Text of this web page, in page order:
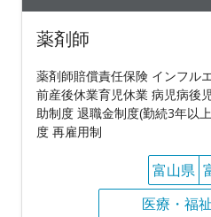
薬剤師
薬剤師賠償責任保険 インフル
前産後休業育児休業 病児病後
助制度 退職金制度(勤続3年以
度 再雇用制
富山県
医療・福